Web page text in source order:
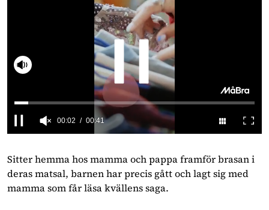
of
41
seconds
Sitter hemma hos mamma och pappa framför brasan i
deras matsal, barnen har precis gått och lagt sig med
mamma som får läsa kvällens saga.